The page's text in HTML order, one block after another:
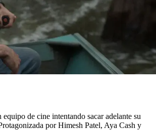
de cine intentando sacar adelante su
por Himesh Patel, Aya Cash y